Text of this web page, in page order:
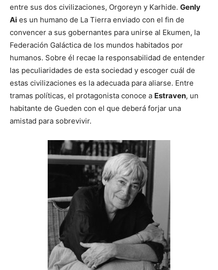
entre sus dos civilizaciones, Orgoreyn y Karhide. Genly
Ai es un humano de La Tierra enviado con el fin de
convencer a sus gobernantes para unirse al Ekumen, la
Federación Galáctica de los mundos habitados por
humanos. Sobre él recae la responsabilidad de entender
las peculiaridades de esta sociedad y escoger cuál de
estas civilizaciones es la adecuada para aliarse. Entre
tramas políticas, el protagonista conoce a Estraven, un
habitante de Gueden con el que deberá forjar una
amistad para sobrevivir.